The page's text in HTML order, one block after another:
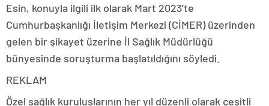
Esin, konuyla ilgili ilk olarak Mart 2023’te
Cumhurbaşkanlığı İletişim Merkezi (CİMER) üzerinden
gelen bir şikayet üzerine İl Sağlık Müdürlüğü
bünyesinde soruşturma başlatıldığını söyledi.
REKLAM
Özel sağlık kuruluşlarının her yıl düzenli olarak çeşitli